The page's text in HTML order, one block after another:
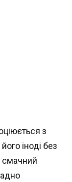
з
іноді без
смачний